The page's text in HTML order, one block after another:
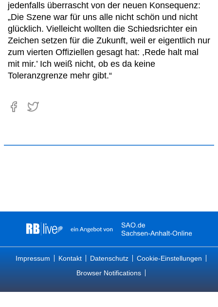
jedenfalls überrascht von der neuen Konsequenz:
„Die Szene war für uns alle nicht schön und nicht
glücklich. Vielleicht wollten die Schiedsrichter ein
Zeichen setzen für die Zukunft, weil er eigentlich nur
zum vierten Offiziellen gesagt hat: ,Rede halt mal
mit mir.’ Ich weiß nicht, ob es da keine
Toleranzgrenze mehr gibt.“
Impressum Kontakt Datenschutz
Cookie-Einstellungen
Browser Notifications